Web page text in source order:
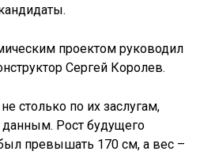
проектом руководил
Сергей Королев.
столько по их заслугам,
Рост будущего
превышать 170 см, а вес –